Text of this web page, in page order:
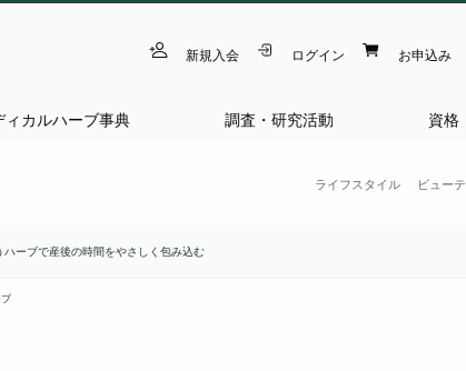
新規入会 ログイン お申込み
ィカルハーブ事典 調査・研究活動 資格
ライフスタイル ビュー
ーブで産後の時間をやさしく包み込む